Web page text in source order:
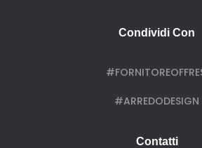
Condividi Con
#ARREDODESIGN
Contatti